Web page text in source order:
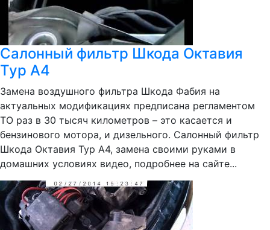
Салонный фильтр Шкода Октавия
Тур А4
Замена воздушного фильтра Шкода Фабия на
актуальных модификациях предписана регламентом
ТО раз в 30 тысяч километров – это касается и
бензинового мотора, и дизельного. Салонный фильтр
Шкода Октавия Тур А4, замена своими руками в
домашних условиях видео, подробнее на сайте...